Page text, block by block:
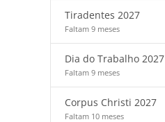
Tiradentes 2027
Faltam 9 meses
Dia do Trabalho 2027
Faltam 9 meses
Corpus Christi 2027
Faltam 10 meses